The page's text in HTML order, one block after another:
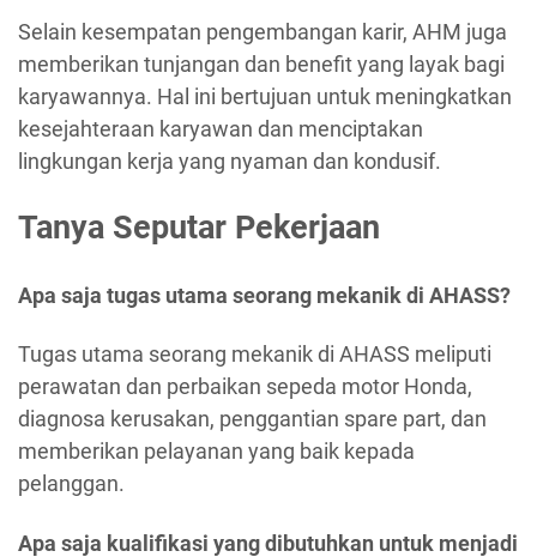
Selain kesempatan pengembangan karir, AHM juga
memberikan tunjangan dan benefit yang layak bagi
karyawannya. Hal ini bertujuan untuk meningkatkan
kesejahteraan karyawan dan menciptakan
lingkungan kerja yang nyaman dan kondusif.
Tanya Seputar Pekerjaan
Apa saja tugas utama seorang mekanik di AHASS?
Tugas utama seorang mekanik di AHASS meliputi
perawatan dan perbaikan sepeda motor Honda,
diagnosa kerusakan, penggantian spare part, dan
memberikan pelayanan yang baik kepada
pelanggan.
Apa saja kualifikasi yang dibutuhkan untuk menjadi